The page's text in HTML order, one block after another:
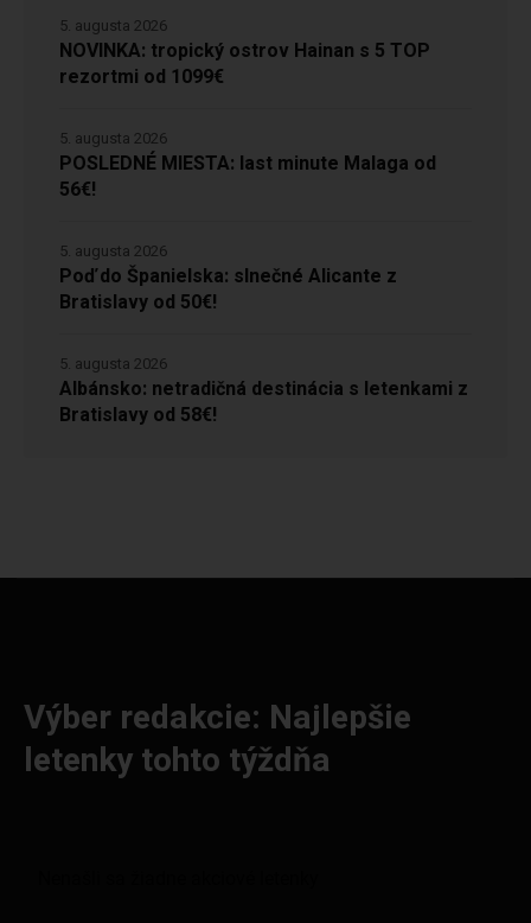
NOVINKA: tropický ostrov Hainan s 5 TOP
rezortmi od 1099€
5. augusta 2026
POSLEDNÉ MIESTA: last minute Malaga od
56€!
5. augusta 2026
Poď do Španielska: slnečné Alicante z
Bratislavy od 50€!
5. augusta 2026
Albánsko: netradičná destinácia s letenkami z
Bratislavy od 58€!
5. augusta 2026
Výber redakcie: Najlepšie
letenky tohto týždňa